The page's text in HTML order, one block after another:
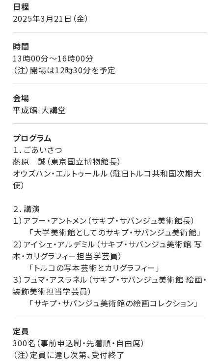
日程
2025年3月21日（金）
時間
13時00分～16時00分
（注）開場は12時30分を予定
会場
平成館-大講堂
プログラム
１．ごあいさつ
藤原 誠（東京国立博物館長）
オウズハン・エルトゥールル（駐日トルコ共和国次期大
使）
２．講演
１）アフー・アントメン（サキプ・サバンジュ美術館長）
「大学美術館としてのサキプ・サバンジュ美術館」
２）アイシェ・アルデミル（サキプ・サバンジュ美術館 写
本・カリグラフィー担当学芸員）
「トルコの写本芸術とカリグラフィー」
３）フュマ・アスラネル（サキプ・サバンジュ美術館 絵画・
装飾美術担当学芸員）
「サキプ・サバンジュ美術館の絵画コレクション」
定員
300名（事前申込制・先着順・自由席）
（注）定員に達し次第、受付終了